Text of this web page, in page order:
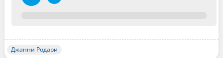
Джанни Родари